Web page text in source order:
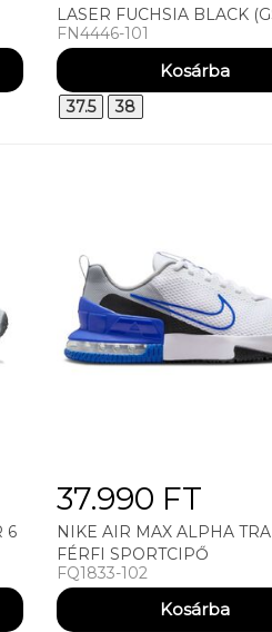
LASER FUCHSIA BLACK
UTCAI CIPŐ
FN4446-101
37.5 38
6
37.990 FT
NIKE AIR MAX ALPHA
FÉRFI SPORTCIPŐ
FQ1833-102